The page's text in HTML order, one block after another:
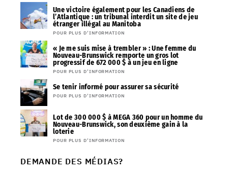
Une victoire également pour les Canadiens de
l’Atlantique : un tribunal interdit un site de jeu
étranger illégal au Manitoba
POUR PLUS D’INFORMATION
« Je me suis mise à trembler » : Une femme du
Nouveau-Brunswick remporte un gros lot
progressif de 672 000 $ à un jeu en ligne
POUR PLUS D’INFORMATION
Se tenir informé pour assurer sa sécurité
POUR PLUS D’INFORMATION
Lot de 300 000 $ à MEGA 360 pour un homme du
Nouveau-Brunswick, son deuxième gain à la
loterie
POUR PLUS D’INFORMATION
DEMANDE DES MÉDIAS?